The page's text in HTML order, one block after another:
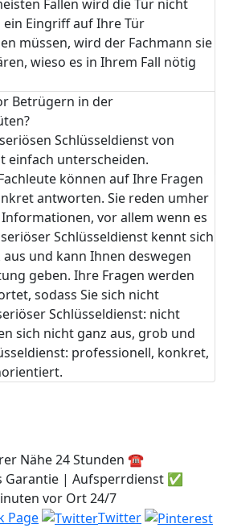
Fällen wird die Tür nicht
Eingriff auf Ihre Tür
müssen, wird der Fachmann sie
wieso es in Ihrem Fall nötig
Betrügern in der
Schlüsseldienst von
einfach unterscheiden.
können auf Ihre Fragen
antworten. Sie reden umher
vor allem wenn es
Schlüsseldienst kennt sich
und kann Ihnen deswegen
geben. Ihre Fragen werden
sodass Sie sich nicht
Schlüsseldienst: nicht
sich nicht ganz aus, grob und
professionell, konkret,
Nähe 24 Stunden ☎️
Garantie | Aufsperrdienst ✅
vor Ort 24/7
Page
Twitter